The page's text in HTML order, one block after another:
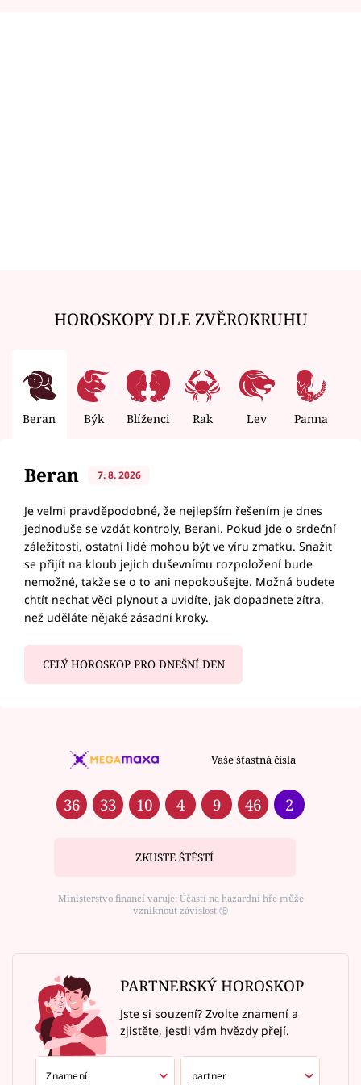
HOROSKOPY DLE ZVĚROKRUHU
Beran Býk Blíženci Rak Lev Panna
Beran 7. 8. 2026
Je velmi pravděpodobné, že nejlepším řešením je dnes
jednoduše se vzdát kontroly, Berani. Pokud jde o srdeční
záležitosti, ostatní lidé mohou být ve víru zmatku. Snažit
se přijít na kloub jejich duševnímu rozpoložení bude
nemožné, takže se o to ani nepokoušejte. Možná budete
chtít nechat věci plynout a uvidíte, jak dopadnete zítra,
než uděláte nějaké zásadní kroky.
CELÝ HOROSKOP PRO DNEŠNÍ DEN
Vaše šťastná čísla
36 33 10 4 9 46 2
ZKUSTE ŠTĚSTÍ
Ministerstvo financí varuje: Účastí na hazardní hře může
vzniknout závislost ⑱
PARTNERSKÝ HOROSKOP
Jste si souzení? Zvolte znamení a
zjistěte, jestli vám hvězdy přejí.